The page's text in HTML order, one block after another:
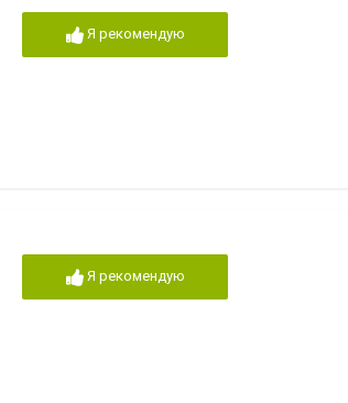
Я рекомендую
Я рекомендую